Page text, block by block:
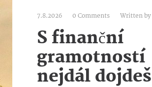
7.8.2026 0 Comments Written by
S finanční
gramotností
nejdál dojdeš